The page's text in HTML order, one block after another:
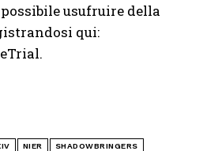
usufruire della
qui:
NIER SHADOWBRINGERS